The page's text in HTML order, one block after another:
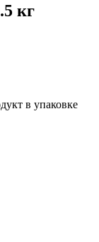
кг
в упаковке